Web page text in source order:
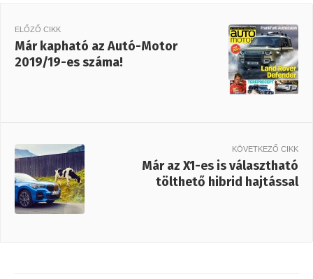
ELŐZŐ CIKK
Már kapható az Autó-Motor
2019/19-es száma!
KÖVETKEZŐ CIKK
Már az X1-es is választható
tölthető hibrid hajtással